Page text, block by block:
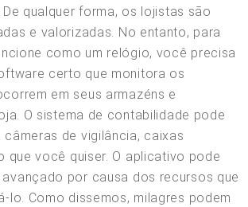
De qualquer forma, os lojistas são
e valorizadas. No entanto, para
como um relógio, você precisa
certo que monitora os
em seus armazéns e
O sistema de contabilidade pode
de vigilância, caixas
que você quiser. O aplicativo pode
por causa dos recursos que
lo. Como dissemos, milagres podem